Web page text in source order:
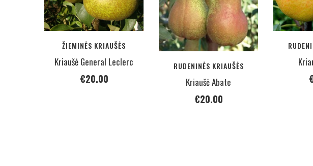
ŽIEMINĖS KRIAUŠĖS
Kriaušė General Leclerc
€20.00
RUDENINĖS KRIAUŠĖS
Kriaušė Abate
€20.00